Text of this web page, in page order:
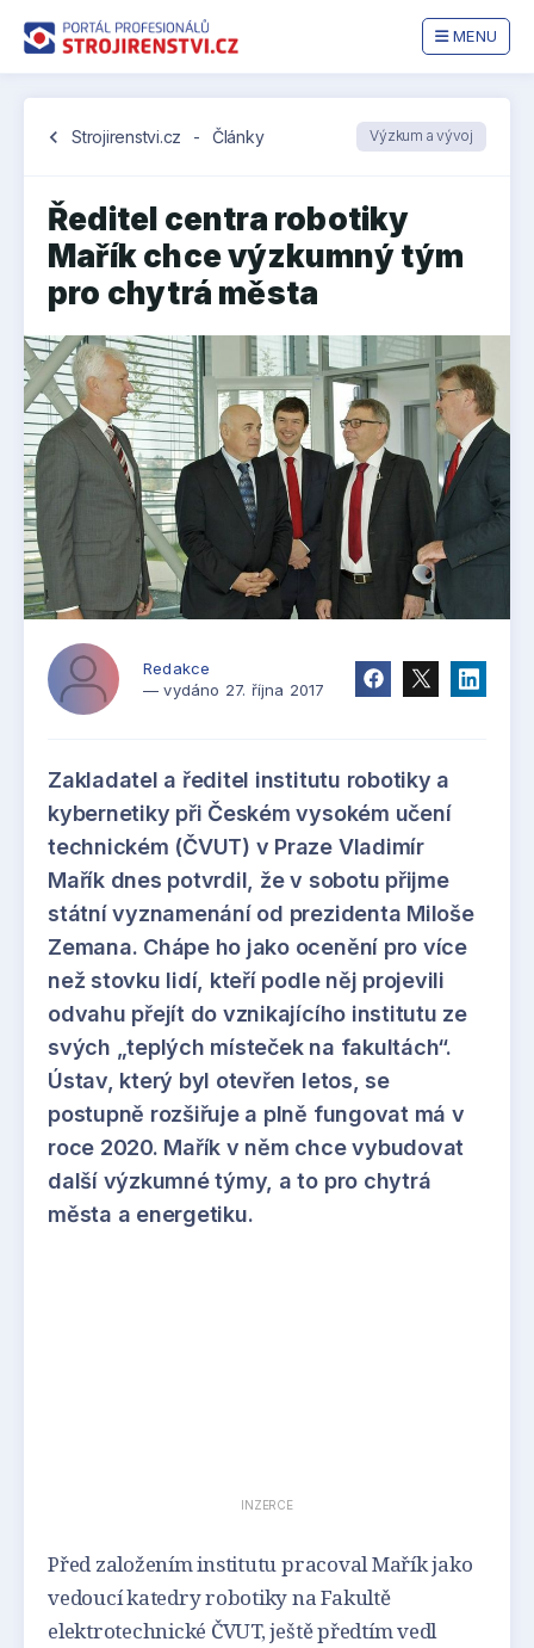
MENU
chevron_left Strojirenstvi.cz - Články Výzkum a vývoj
Ředitel centra robotiky
Mařík chce výzkumný tým
pro chytrá města
Redakce
— vydáno 27. října 2017
Zakladatel a ředitel institutu robotiky a
kybernetiky při Českém vysokém učení
technickém (ČVUT) v Praze Vladimír
Mařík dnes potvrdil, že v sobotu přijme
státní vyznamenání od prezidenta Miloše
Zemana. Chápe ho jako ocenění pro více
než stovku lidí, kteří podle něj projevili
odvahu přejít do vznikajícího institutu ze
svých „teplých místeček na fakultách“.
Ústav, který byl otevřen letos, se
postupně rozšiřuje a plně fungovat má v
roce 2020. Mařík v něm chce vybudovat
další výzkumné týmy, a to pro chytrá
města a energetiku.
INZERCE
Před založením institutu pracoval Mařík jako
vedoucí katedry robotiky na Fakultě
elektrotechnické ČVUT, ještě předtím vedl